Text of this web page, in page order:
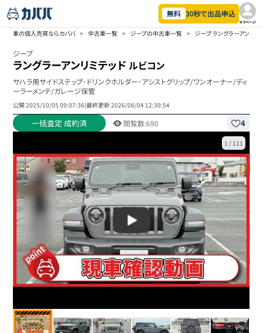
無料 30秒で出品申込
マイページ
車の個人売買ならカババ > 中古車一覧 > ジープの中古車一覧 > ジープ ラングラーアンリ
ジープ
ラングラーアンリミテッドルビコン
サハラ用サイドステップ･ドリンクホルダー･アシストグリップ/ワンオーナー/ディ
ーラーメンテ/ガレージ保管
公開2025/10/05 09:07:36|最終更新2026/08/04 12:30:54
一括査定 成約済 閲覧数:690 4
1 / 111